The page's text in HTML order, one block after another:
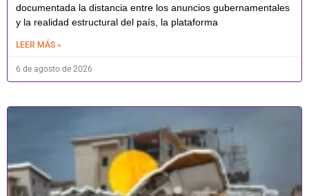
documentada la distancia entre los anuncios gubernamentales
y la realidad estructural del país, la plataforma
LEER MÁS »
6 de agosto de 2026